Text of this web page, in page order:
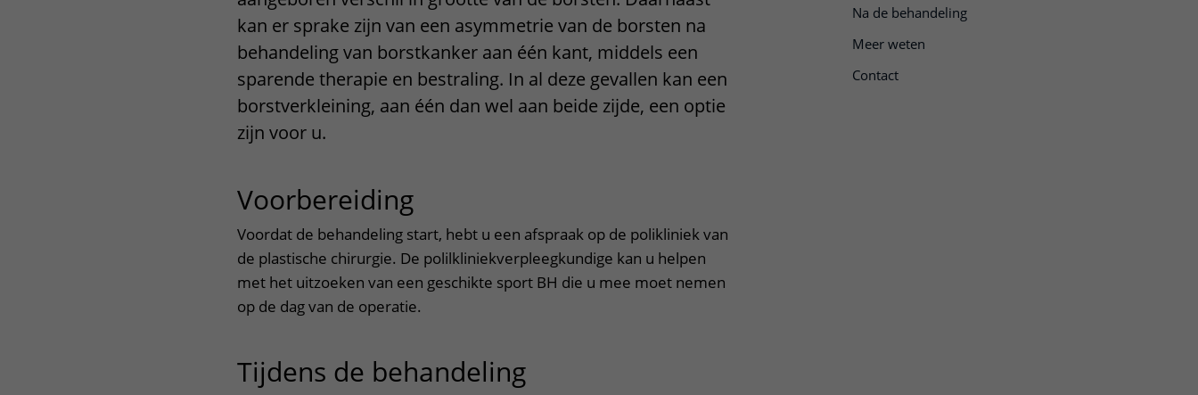
Bezoektijden
Wijzigen patiëntgegevens
Contact met verpleegafdeling
Het Wilhelmina
Kinderziekenhuis
Na de behandeling
Meer weten
Contact
kan er sprake zijn van een asymmetrie van de borsten na
behandeling van borstkanker aan één kant, middels een
sparende therapie en bestraling. In al deze gevallen kan een
borstverkleining, aan één dan wel aan beide zijde, een optie
zijn voor u.
Voorbereiding
Voordat de behandeling start, hebt u een afspraak op de polikliniek van
de plastische chirurgie. De polilkliniekverpleegkundige kan u helpen
met het uitzoeken van een geschikte sport BH die u mee moet nemen
op de dag van de operatie.
Tijdens de behandeling